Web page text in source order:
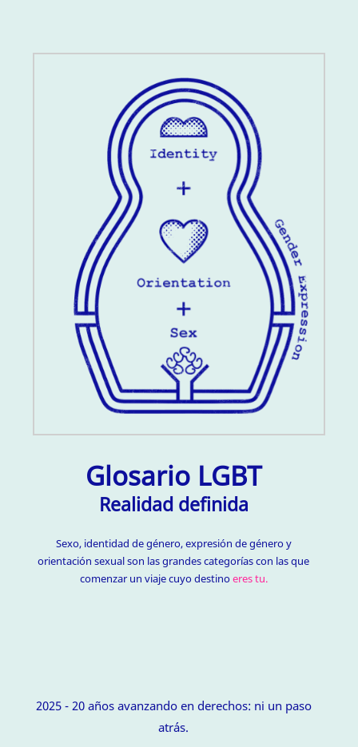
Glosario LGBT
Realidad definida
Sexo, identidad de género, expresión de género y
orientación sexual son las grandes categorías con las que
comenzar un viaje cuyo destinoeres tu.
2025 - 20 años avanzando en derechos: ni un paso
atrás.